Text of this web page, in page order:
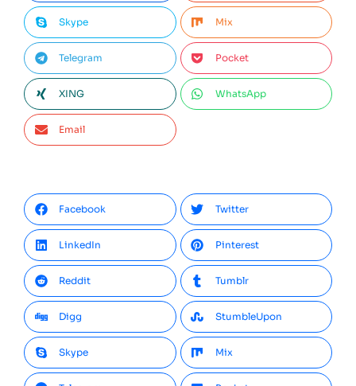
Skype Mix
Telegram Pocket
XING WhatsApp
Email
Facebook Twitter
LinkedIn Pinterest
Reddit Tumblr
Digg StumbleUpon
Skype Mix